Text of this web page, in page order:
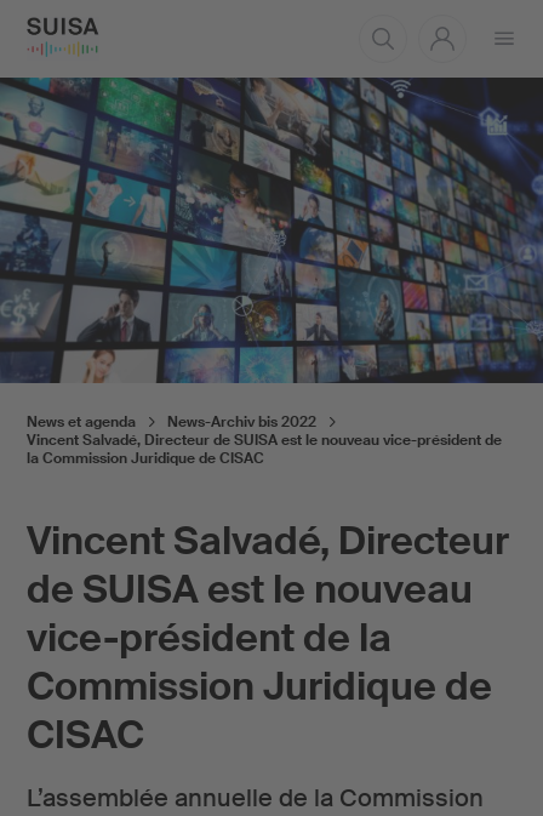
le
Vincent Salvadé, Directeur
de SUISA est le nouveau
vice-président de la
Commission Juridique de
CISAC
L’assemblée annuelle de la Commission
News et agenda
News-Archiv bis 2022
Vincent Salvadé, Directeur de SUISA est le nouveau vice-président de
la Commission Juridique de CISAC